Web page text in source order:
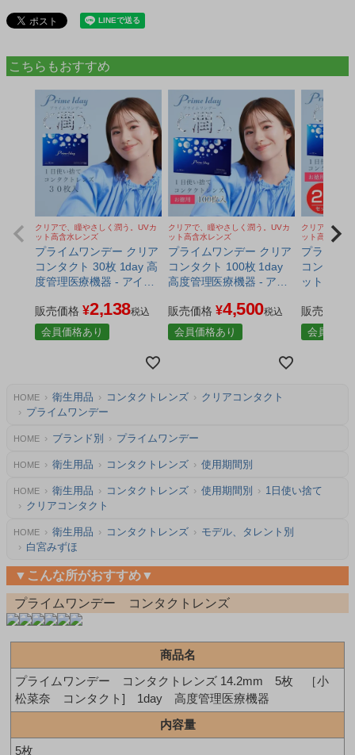
こちらもおすすめ
クリアで、瞳やさしく潤う。UVカ
ット高含水レンズ
プライムワンデー クリア
コンタクト 30枚 1day 高
度管理医療機器 - アイレ
ンタクト] ※ネコポス対
応商品
販売価格 ¥2,138税込
会員価格あり
クリアで、瞳やさしく潤う。UVカ
ット高含水レンズ
プライムワンデー クリア
コンタクト 100枚 1day
高度管理医療機器 - アイ
コンタクト] ※ネコポス
対応商品
販売価格 ¥4,500税込
会員価格あり
クリアで、瞳
ット高含水レ
プライム
コンタク
ット 1day
ほ/ワンデ
※ネコポ
販売価格
会員価格
HOME 衛生用品 コンタクトレンズ
クリアコンタクト
プライムワンデー
HOME ブランド別 プライムワンデー
HOME 衛生用品 コンタクトレンズ 使用期間別
HOME 衛生用品 コンタクトレンズ 使用期間別
1日使い捨て
クリアコンタクト
HOME 衛生用品 コンタクトレンズ
モデル、タレント別
白宮みずほ
▼こんな所がおすすめ▼
プライムワンデー コンタクトレンズ
商品名
プライムワンデー コンタクトレンズ 14.2mm 5枚 ［小
松菜奈 コンタクト] 1day 高度管理医療機器
内容量
5枚